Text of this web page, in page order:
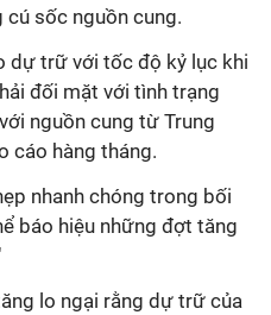
sốc nguồn cung.
dự trữ với tốc độ kỷ lục khi
đối mặt với tình trạng
nguồn cung từ Trung
cáo hàng tháng.
nhanh chóng trong bối
báo hiệu những đợt tăng
lo ngại rằng dự trữ của